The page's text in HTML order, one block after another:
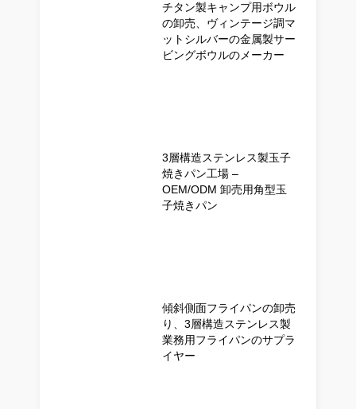
チタン製キャンプ用ボウル
の卸売、ヴィンテージ調マ
ットシルバーの金属製サー
ビングボウルのメーカー
3層構造ステンレス製玉子
焼きパン工場 –
OEM/ODM 卸売用角型玉
子焼きパン
傾斜側面フライパンの卸売
り、3層構造ステンレス製
業務用フライパンのサプラ
イヤー